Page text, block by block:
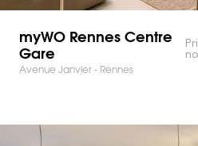
myWO Rennes Centre
Gare
Avenue Janvier - Rennes